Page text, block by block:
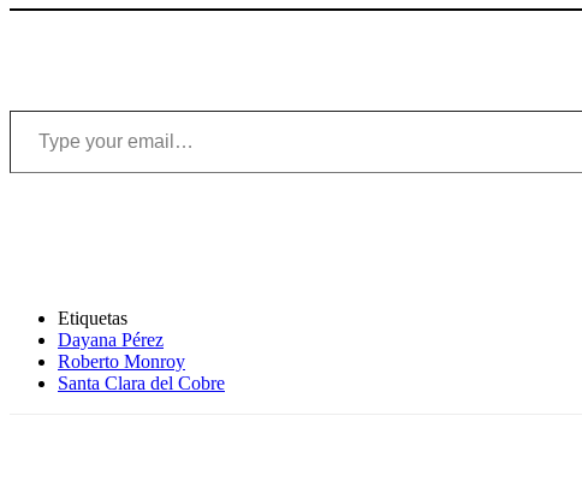
Type your email…
Etiquetas
Dayana Pérez
Roberto Monroy
Santa Clara del Cobre